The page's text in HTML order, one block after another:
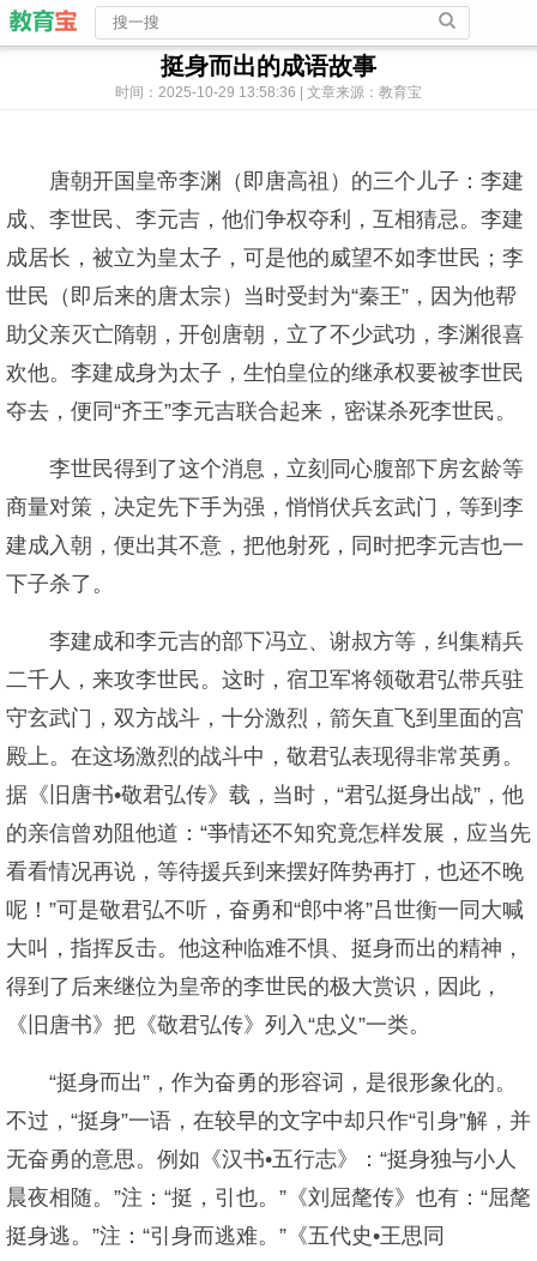
挺身而出的成语故事
时间：2025-10-29 13:58:36 | 文章来源：教育宝
唐朝开国皇帝李渊（即唐高祖）的三个儿子：李建
成、李世民、李元吉，他们争权夺利，互相猜忌。李建
成居长，被立为皇太子，可是他的威望不如李世民；李
世民（即后来的唐太宗）当时受封为“秦王”，因为他帮
助父亲灭亡隋朝，开创唐朝，立了不少武功，李渊很喜
欢他。李建成身为太子，生怕皇位的继承权要被李世民
夺去，便同“齐王”李元吉联合起来，密谋杀死李世民。
李世民得到了这个消息，立刻同心腹部下房玄龄等
商量对策，决定先下手为强，悄悄伏兵玄武门，等到李
建成入朝，便出其不意，把他射死，同时把李元吉也一
下子杀了。
李建成和李元吉的部下冯立、谢叔方等，纠集精兵
二千人，来攻李世民。这时，宿卫军将领敬君弘带兵驻
守玄武门，双方战斗，十分激烈，箭矢直飞到里面的宫
殿上。在这场激烈的战斗中，敬君弘表现得非常英勇。
据《旧唐书•敬君弘传》载，当时，“君弘挺身出战”，他
的亲信曾劝阻他道：“亊情还不知究竟怎样发展，应当先
看看情况再说，等待援兵到来摆好阵势再打，也还不晚
呢！”可是敬君弘不听，奋勇和“郎中将”吕世衡一同大喊
大叫，指挥反击。他这种临难不惧、挺身而出的精神，
得到了后来继位为皇帝的李世民的极大赏识，因此，
《旧唐书》把《敬君弘传》列入“忠义”一类。
“挺身而出”，作为奋勇的形容词，是很形象化的。
不过，“挺身”一语，在较早的文字中却只作“引身”解，并
无奋勇的意思。例如《汉书•五行志》：“挺身独与小人
晨夜相随。”注：“挺，引也。”《刘屈氂传》也有：“屈氂
挺身逃。”注：“引身而逃难。”《五代史•王思同